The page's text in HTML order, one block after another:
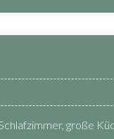
große